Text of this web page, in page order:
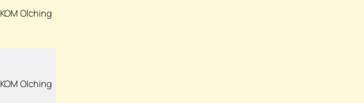
KOM Olching
KOM Olching